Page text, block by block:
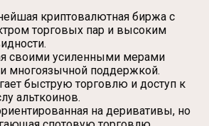
криптовалютная биржа с
торговых пар и высоким
своими усиленными мерами
многоязычной поддержкой.
быструю торговлю и доступ к
альткоинов.
на деривативы, но